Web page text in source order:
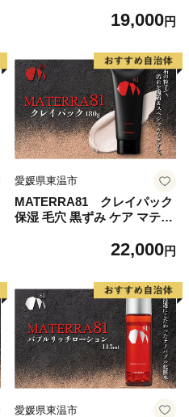
ルフプレー 愛媛県 大人 社会
19,000円
愛媛県東温市
MATERRA81 クレイパック
保湿 毛穴 黒ずみ ケア マテラ
22,000円
愛媛県東温市